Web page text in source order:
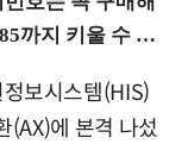
보시스템(HIS)
(AX)에 본격 나섰